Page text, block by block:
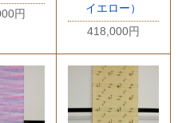
円
イエロー）
418,000円